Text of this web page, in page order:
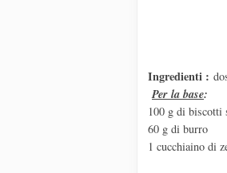
Ingredienti :
Per la base:
100 g di biscotti
60 g di burro
1 cucchiaino di